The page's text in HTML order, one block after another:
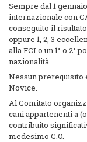
Sempre dal 1
internazionale con
conseguito il
oppure 1, 2, 3
alla FCI o un 1° o 2°
nazionalità.
Nessun prerequisito
Novice.
Al Comitato
cani appartenenti a
contribuito
medesimo C.O.